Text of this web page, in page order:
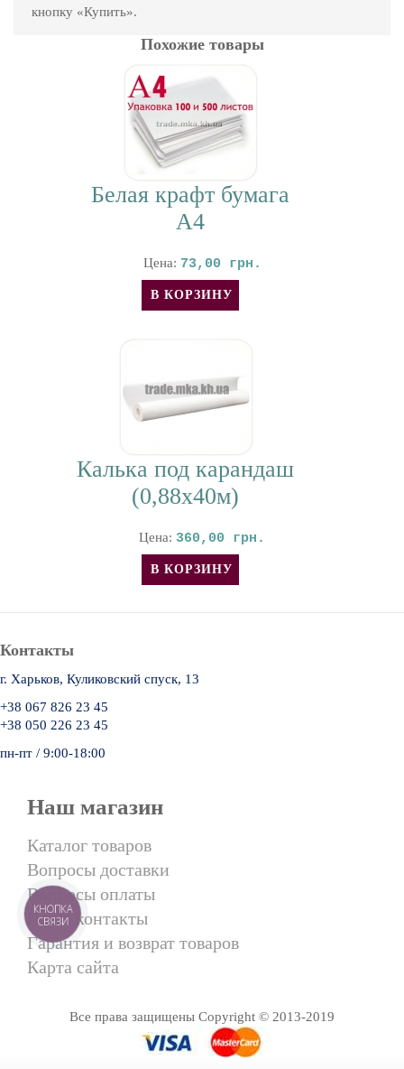
кнопку «Купить».
Похожие товары
Белая крафт бумага
А4
Цена: 73,00 грн.
Калька под карандаш
(0,88х40м)
Цена: 360,00 грн.
Все права защищены Copyright © 2013-2019
Наш магазин
Каталог товаров
Вопросы доставки
Вопросы оплаты
Наши контакты
Гарантия и возврат товаров
Карта сайта
Контакты
г. Харьков, Куликовский спуск, 13
+38 067 826 23 45
+38 050 226 23 45
пн-пт / 9:00-18:00
КНОПКА
СВЯЗИ